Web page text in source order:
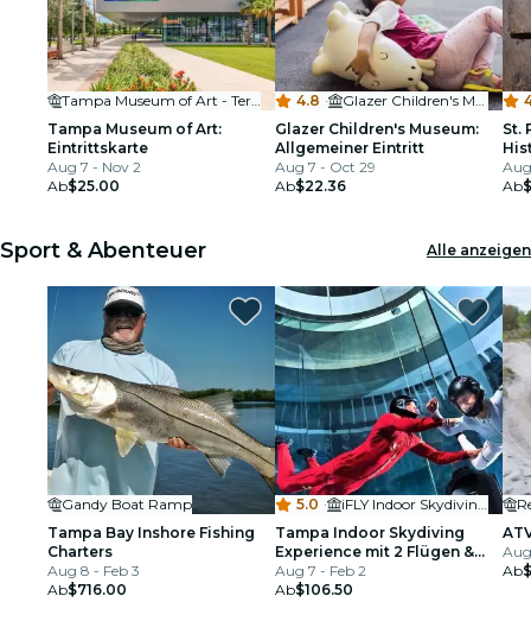
Tampa Museum of Art - Terrace
Tampa Museum of Art:
Eintrittskarte
Aug 7 - Nov 2
Ab$25.00
4.8 ·
Glazer Children's Museum
Glazer Children's Museum:
Allgemeiner Eintritt
Aug 7 - Oct 29
Ab$22.36
St.
Ab
Sport & Abenteuer Alle anzeigen
Gandy Boat Ramp
Tampa Bay Inshore Fishing
Charters
Aug 8 - Feb 3
Ab$716.00
5.0 ·
iFLY Indoor Skydiving - Tampa
Tampa Indoor Skydiving
Experience mit 2 Flügen &
persönlichem Zertifikat
Aug 7 - Feb 2
Ab$106.50
Ab